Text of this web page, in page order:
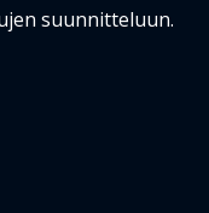
suunnitteluun.